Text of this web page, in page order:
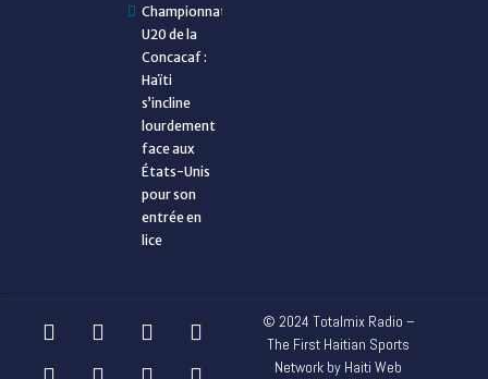
Championnat
U20 de la
Concacaf :
Haïti
s’incline
lourdement
face aux
États-Unis
pour son
entrée en
lice
© 2024 Totalmix Radio –
The First Haitian Sports
Network by Haiti Web